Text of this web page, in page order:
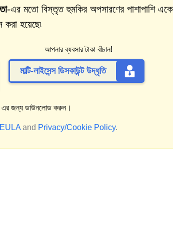
-এর মতো বিস্তৃত হুমকির অপসারণের পাশাপাশি
হয়েছে৷
আপনার ব্যবসার টাকা বাঁচান!
মাল্টি-লাইসেন্স ডিসকাউন্ট উদ্ধৃতি
জন্য ডাউনলোড করুন।
EULA and Privacy/Cookie Policy.